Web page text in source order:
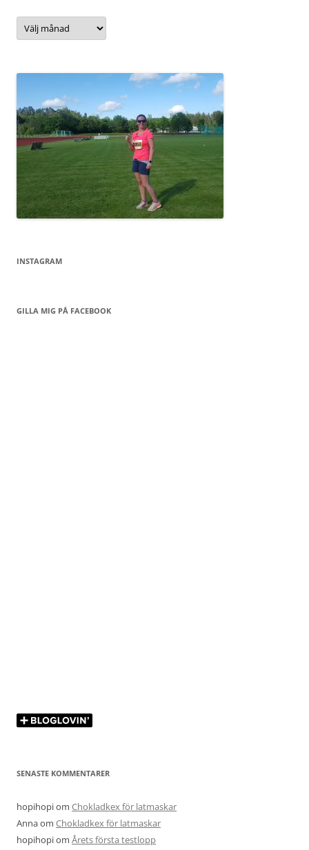
Arkiv
INSTAGRAM
GILLA MIG PÅ FACEBOOK
SENASTE KOMMENTARER
hopihopiom Chokladkex för latmaskar
Annaom Chokladkex för latmaskar
hopihopiom Årets första testlopp